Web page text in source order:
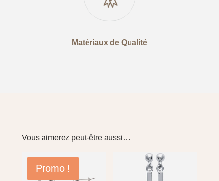
Matériaux de Qualité
Vous aimerez peut-être aussi…
Promo !